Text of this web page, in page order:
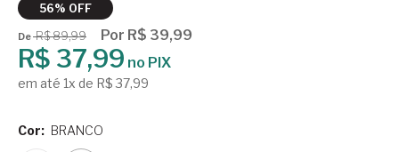
56% OFF
DeR$ 89,99 Por R$ 39,99
R$ 37,99 no PIX
em até 1x de R$ 37,99
Cor: BRANCO